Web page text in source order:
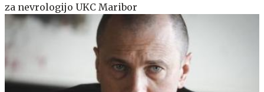
za nevrologijo UKC Maribor